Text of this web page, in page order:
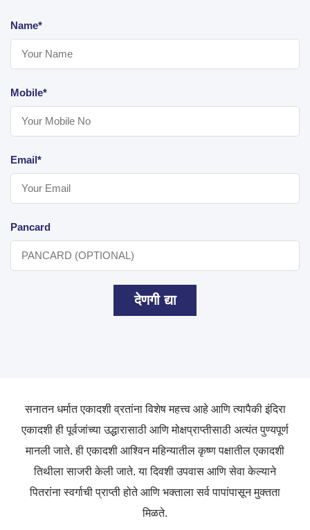
Name*
Mobile*
Email*
Pancard
देणगी द्या
सनातन धर्मात एकादशी व्रतांना विशेष महत्त्व आहे आणि त्यापैकी इंदिरा
एकादशी ही पूर्वजांच्या उद्धारासाठी आणि मोक्षप्राप्तीसाठी अत्यंत पुण्यपूर्ण
मानली जाते. ही एकादशी आश्विन महिन्यातील कृष्ण पक्षातील एकादशी
तिथीला साजरी केली जाते. या दिवशी उपवास आणि सेवा केल्याने
पितरांना स्वर्गाची प्राप्ती होते आणि भक्ताला सर्व पापांपासून मुक्तता
मिळते.